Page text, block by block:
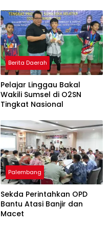
Pulau Kemaro
Berita Daerah
Pelajar Linggau Bakal
Wakili Sumsel di O2SN
Tingkat Nasional
Palembang
Sekda Perintahkan OPD
Bantu Atasi Banjir dan
Macet